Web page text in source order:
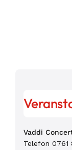
Vaddi
Telefon 0761